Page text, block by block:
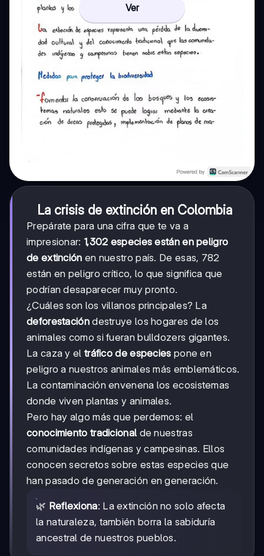
Ver
La crisis de extinción en Colombia
Prepárate para una cifra que te va a
impresionar: 1,302 especies están en peligro
de extinción en nuestro país. De esas, 782
están en peligro crítico, lo que significa que
podrían desaparecer muy pronto.
¿Cuáles son los villanos principales? La
deforestacióndestruye los hogares de los
animales como si fueran bulldozers gigantes.
La caza y el tráfico de especies pone en
peligro a nuestros animales más emblemáticos.
La contaminación envenena los ecosistemas
donde viven plantas y animales.
Pero hay algo más que perdemos: el
conocimiento tradicional de nuestras
comunidades indígenas y campesinas. Ellos
conocen secretos sobre estas especies que
han pasado de generación en generación.
🌿 Reflexiona: La extinción no solo afecta
la naturaleza, también borra la sabiduría
ancestral de nuestros pueblos.